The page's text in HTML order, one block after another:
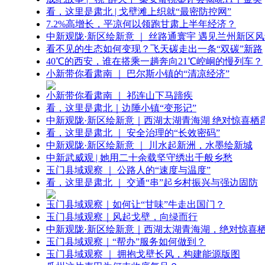
看，这里是肃北 | 戈壁滩上织就“最密防控网”
7.2%高增长，平凉何以领跑甘肃上半年经济？
中新观陇·新区绘新意 ｜ 丝路通寰宇 遇见兰州新区
看不见的生态如何变现？飞天碳走出一条“双碳”新路
40℃的西安，谁在搭乘一趟奔向21℃崆峒的慢列车？
小新带你看肃南 ｜ 巴尔斯小镇的“清凉经济”
小新带你看肃南 ｜ 祁连山下马蹄疾
看，这里是肃北｜边陲小镇“变形记”
中新观陇·新区绘新意｜西湖太湖青海湖 绝对惊喜栖
看，这里是肃北 ｜ 安全治理的“长效密码”
中新观陇·新区绘新意 ｜ 川水起新洲，水墨绘新城
中新武威观 | 她用二十余载坚守绣出千般乡愁
玉门县域观察 ｜ 公路人的“速度与温度”
看，这里是肃北 ｜ 交通“串”起乡村振兴与强边固防
玉门县域观察｜如何让“甘味”牛走出国门？
玉门县域观察｜风起戈壁，向绿而行
中新观陇·新区绘新意｜西湖太湖青海湖，绝对惊喜
玉门县域观察｜“帮办”服务如何做到？
玉门县域观察 ｜ 拥抱戈壁长风，构建能源版图